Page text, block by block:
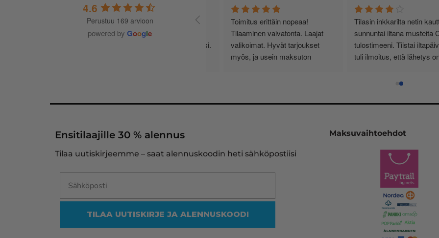
4.6
Perustuu 169 arvioon
powered by Google
Asiallisen tuntuinen kauppa, ei
turhia härpäkkeitä, vaan sitä
mitä nimi lupaa! Täältä haen
jatkossa. Ps. Hinnat kohillaan.
Minulla yksityishenkilönä
tulostimen käyttö on vähäistä.
Yksi kasetti riittää noin
Vähän kauhulla ajattelen
edelleen oikean ja tulostimeeni
heidän sivujensa kautta uuden
vastaavan. Tulostinmerkkien
sekä kasettien runsaus on
viidakko, missä en halua rämpiä.
Siksi on olemassa tällekin
saralla ammattilaiset.
Vaikka mustakasetin koodi olikin
reilussa vuodessa muuttunut,
Ensitilaajille 30 % alennus
Tilaa uutiskirjeemme – saat alennuskoodin heti sähköpostiisi
TILAA UUTISKIRJE JA ALENNUSKOODI
Maksuvaihtoehdot